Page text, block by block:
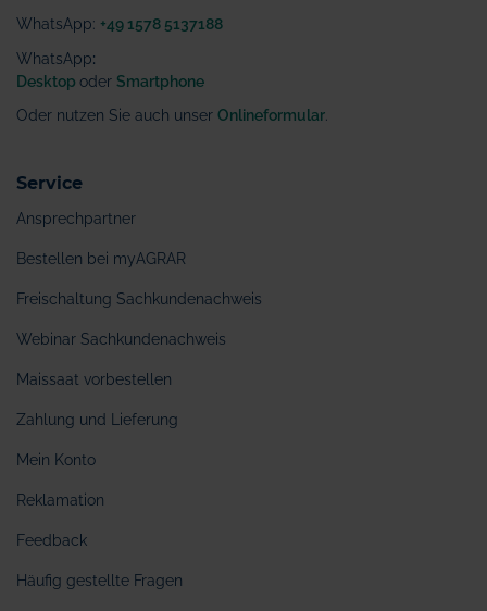
WhatsApp: +49 1578 5137188
WhatsApp:
Desktop oder Smartphone
Oder nutzen Sie auch unser Onlineformular
Service
Ansprechpartner
Bestellen bei myAGRAR
Freischaltung Sachkundenachweis
Webinar Sachkundenachweis
Maissaat vorbestellen
Zahlung und Lieferung
Mein Konto
Reklamation
Feedback
Häufig gestellte Fragen